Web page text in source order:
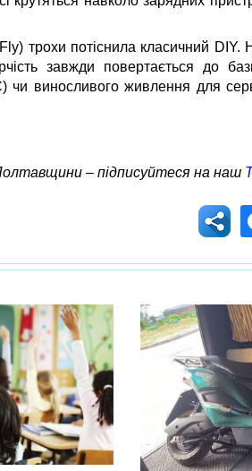
трохи потіснила класичний DIY.
завжди повертається до
чи виносливого живлення для
– підписуйтеся на наш